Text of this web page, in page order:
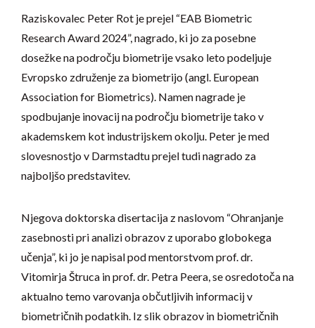
Raziskovalec Peter Rot je prejel “EAB Biometric
Research Award 2024”, nagrado, ki jo za posebne
dosežke na področju biometrije vsako leto podeljuje
Evropsko združenje za biometrijo (angl. European
Association for Biometrics). Namen nagrade je
spodbujanje inovacij na področju biometrije tako v
akademskem kot industrijskem okolju. Peter je med
slovesnostjo v Darmstadtu prejel tudi nagrado za
najboljšo predstavitev.
Njegova doktorska disertacija z naslovom “Ohranjanje
zasebnosti pri analizi obrazov z uporabo globokega
učenja”, ki jo je napisal pod mentorstvom prof. dr.
Vitomirja Štruca in prof. dr. Petra Peera, se osredotoča na
aktualno temo varovanja občutljivih informacij v
biometričnih podatkih. Iz slik obrazov in biometričnih